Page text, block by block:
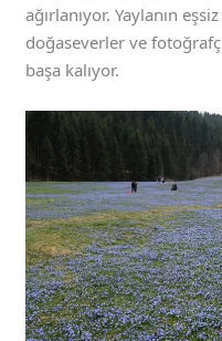
ağırlanıyor. Yaylanın
doğaseverler ve
başa kalıyor.